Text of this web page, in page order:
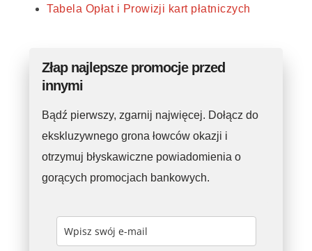
Tabela Opłat i Prowizji kart płatniczych
Złap najlepsze promocje przed
innymi
Bądź pierwszy, zgarnij najwięcej. Dołącz do
ekskluzywnego grona łowców okazji i
otrzymuj błyskawiczne powiadomienia o
gorących promocjach bankowych.